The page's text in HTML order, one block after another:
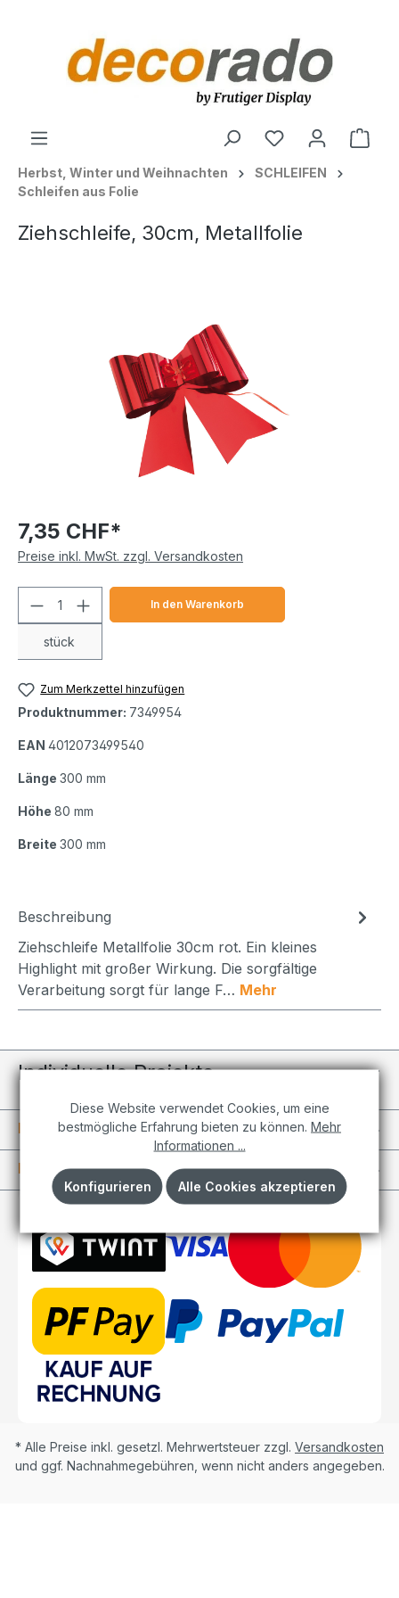
Herbst, Winter und Weihnachten
SCHLEIFEN
Schleifen aus Folie
Ziehschleife, 30cm, Metallfolie
7,35 CHF*
Preise inkl. MwSt. zzgl. Versandkosten
Produkt Anzahl: Gib den
stück
In den Warenkorb
Zum Merkzettel hinzufügen
Produktnummer: 7349954
EAN 4012073499540
Länge 300 mm
Höhe 80 mm
Breite 300 mm
Beschreibung
Ziehschleife Metallfolie 30cm rot. Ein kleines
Highlight mit großer Wirkung. Die sorgfältige
Verarbeitung sorgt für lange F… Mehr
Individuelle Projekte
Informationen
Kundenkonto
* Alle Preise inkl. gesetzl. Mehrwertsteuer zzgl. Versandkosten
und ggf. Nachnahmegebühren, wenn nicht anders angegeben.
Diese Website verwendet Cookies, um eine
bestmögliche Erfahrung bieten zu können. Mehr
Informationen ...
Konfigurieren Alle Cookies akzeptieren